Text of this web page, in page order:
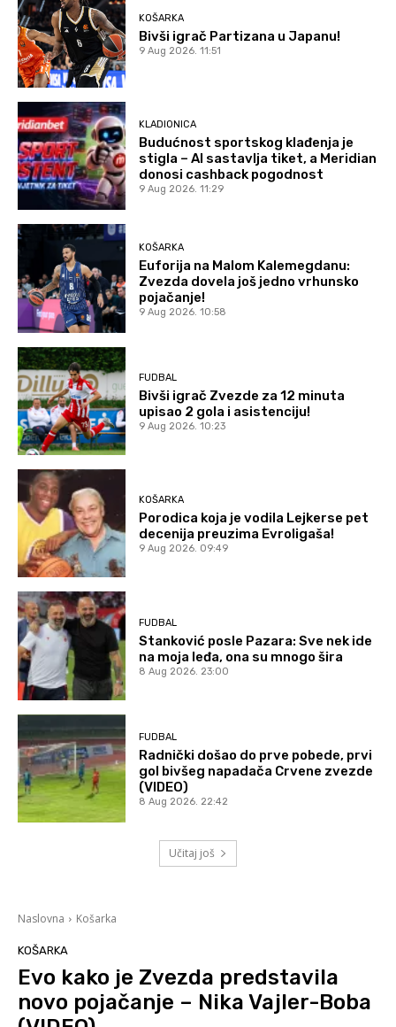
KOŠARKA
Bivši igrač Partizana u Japanu!
9 Aug 2026. 11:51
KLADIONICA
Budućnost sportskog klađenja je
stigla – AI sastavlja tiket, a Meridian
donosi cashback pogodnost
9 Aug 2026. 11:29
KOŠARKA
Euforija na Malom Kalemegdanu:
Zvezda dovela još jedno vrhunsko
pojačanje!
9 Aug 2026. 10:58
FUDBAL
Bivši igrač Zvezde za 12 minuta
upisao 2 gola i asistenciju!
9 Aug 2026. 10:23
KOŠARKA
Porodica koja je vodila Lejkerse pet
decenija preuzima Evroligaša!
9 Aug 2026. 09:49
FUDBAL
Stanković posle Pazara: Sve nek ide
na moja leđa, ona su mnogo šira
8 Aug 2026. 23:00
FUDBAL
Radnički došao do prve pobede, prvi
gol bivšeg napadača Crvene zvezde
(VIDEO)
8 Aug 2026. 22:42
Učitaj još